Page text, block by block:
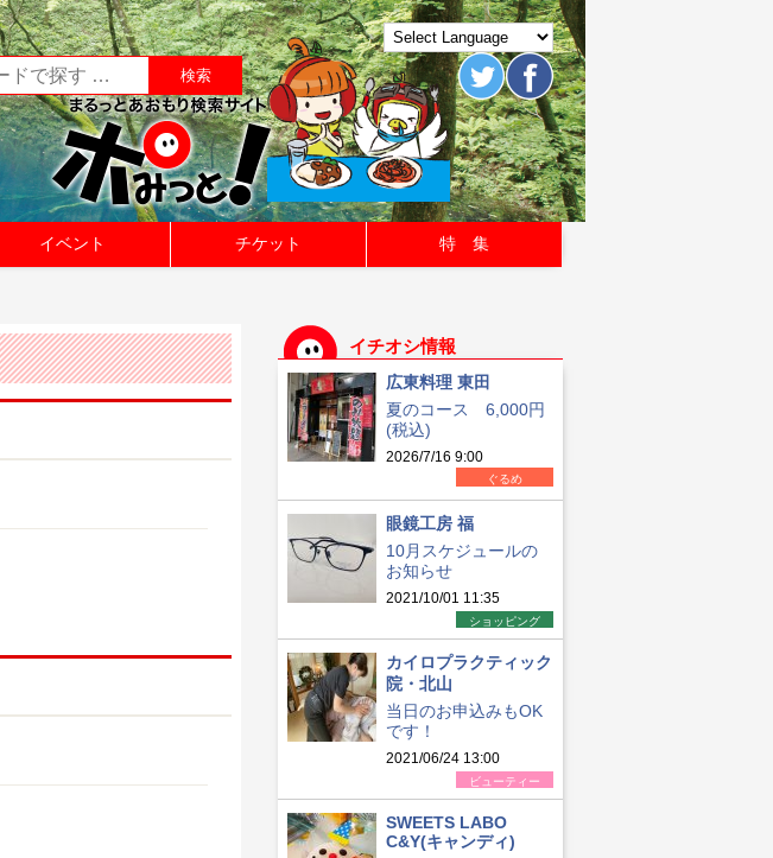
イベント チケット 特 集
イチオシ情報
広東料理 東田
夏のコース 6,000円
(税込)
2026/7/16 9:00
ぐるめ
眼鏡工房 福
10月スケジュールの
お知らせ
2021/10/01 11:35
ショッピング
カイロプラクティック
院・北山
当日のお申込みもOK
です！
2021/06/24 13:00
ビューティー
SWEETS LABO
C&Y(キャンディ)